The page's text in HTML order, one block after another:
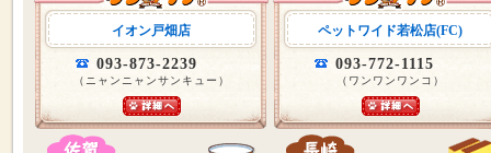
イオン戸畑店
093-873-2239
（ニャンニャンサンキュー）
ペットワイド若松店(FC)
093-772-1115
（ワンワンワンコ）